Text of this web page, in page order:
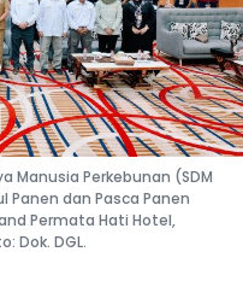
Manusia Perkebunan (SDM
Panen dan Pasca Panen
Permata Hati Hotel,
Dok. DGL.